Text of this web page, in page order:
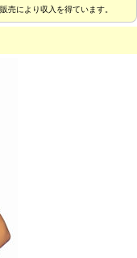
売により収入を得ています。